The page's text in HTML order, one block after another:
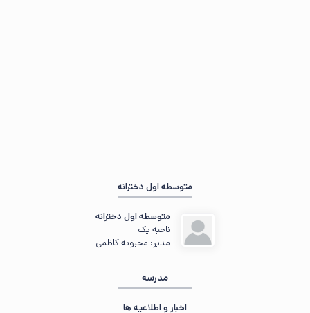
مهمان عزیز ، 🌙 شب‌تون بخیر
در حال جمع‌وجور کردن اطلاعات...
«توانا بود هر که دانا بود...»
متوسطه اول دخترانه
متوسطه اول دخترانه
ناحیه یک
مدیر: محبوبه کاظمی
مدرسه
اخبار و اطلاعیه ها